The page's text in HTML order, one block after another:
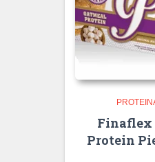
Finaflex
Protein